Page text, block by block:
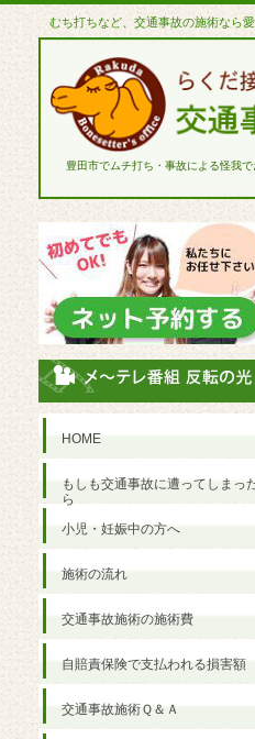
むち打ちなど、交通事故の施術なら
豊田市でムチ打ち・事故による怪我
HOME
もしも交通事故に遭ってしまっ
ら
小児・妊娠中の方へ
施術の流れ
交通事故施術の施術費
自賠責保険で支払われる損害額
交通事故施術Ｑ＆Ａ